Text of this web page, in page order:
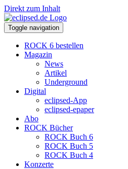
Direkt zum Inhalt
Toggle navigation
ROCK 6 bestellen
Magazin
News
Artikel
Underground
Digital
eclipsed-App
eclipsed-epaper
Abo
ROCK Bücher
ROCK Buch 6
ROCK Buch 5
ROCK Buch 4
Konzerte